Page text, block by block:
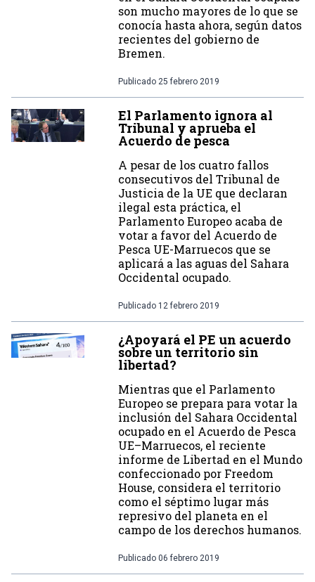
son mucho mayores de lo que se
conocía hasta ahora, según datos
recientes del gobierno de
Bremen.
Publicado 25 febrero 2019
El Parlamento ignora al
Tribunal y aprueba el
Acuerdo de pesca
A pesar de los cuatro fallos
consecutivos del Tribunal de
Justicia de la UE que declaran
ilegal esta práctica, el
Parlamento Europeo acaba de
votar a favor del Acuerdo de
Pesca UE-Marruecos que se
aplicará a las aguas del Sahara
Occidental ocupado.
Publicado 12 febrero 2019
¿Apoyará el PE un acuerdo
sobre un territorio sin
libertad?
Mientras que el Parlamento
Europeo se prepara para votar la
inclusión del Sahara Occidental
ocupado en el Acuerdo de Pesca
UE–Marruecos, el reciente
informe de Libertad en el Mundo
confeccionado por Freedom
House, considera el territorio
como el séptimo lugar más
represivo del planeta en el
campo de los derechos humanos.
Publicado 06 febrero 2019